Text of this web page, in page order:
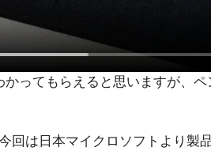
かってもらえると思いますが、
回は日本マイクロソフトより製